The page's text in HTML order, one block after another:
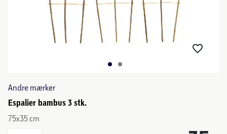
Andre mærker
Espalier bambus 3 stk.
75x35 cm